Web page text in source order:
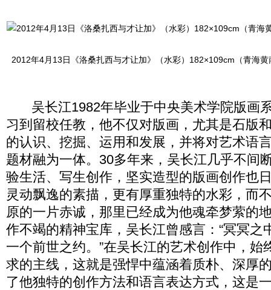
2012年4月13日《洛桑扎西与才让加》（水彩）182×109cm（青海黄
吴长江1982年毕业于中央美术学院版画
习到留校任教，他不仅对版画，尤其是石版
的认识、挖掘、运用和发展，并将对艺术语
题材融为一体。30多年来，吴长江几乎不间
验生活、写生创作，坚实造型的版画创作也
灵动飘逸的素描，更有厚重独特的水彩，而
原的一片赤诚，那里已经成为他魂牵梦萦的
作不竭的精神宝库，吴长江曾感言：“冥冥之
一个前世之约。”在吴长江的艺术创作中，始
求的主线，这就是强悍中蕴涵着质朴、深厚
了他独特的创作方法和语言表达方式，这是